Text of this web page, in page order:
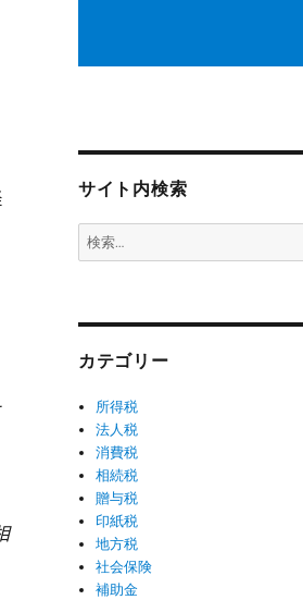
サイト内検索
検
索:
カテゴリー
所得税
法人税
消費税
相続税
贈与税
印紙税
地方税
社会保険
補助金